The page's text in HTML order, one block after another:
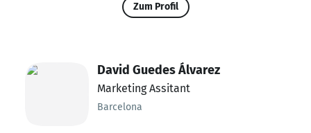
Zum Profil
David Guedes Álvarez
Marketing Assitant
Barcelona